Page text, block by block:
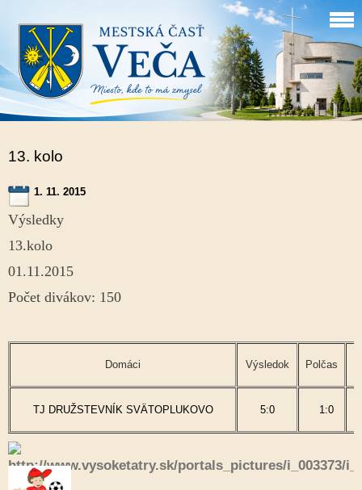
13. kolo
1. 11. 2015
Výsledky
01.11.2015
Počet divákov: 150
Domáci Výsledok Polčas
TJ DRUŽSTEVNÍK SVÄTOPLUKOVO 5:0 1:0